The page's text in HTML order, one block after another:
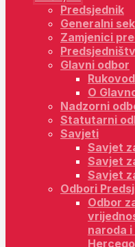
Predsjednik
Generalni
Zamjenici
Glavni odbor
O
Nadzorni
Statutarni
Savjeti
Savjet
Savjet
Savjet
Odbori
Odbor
naroda